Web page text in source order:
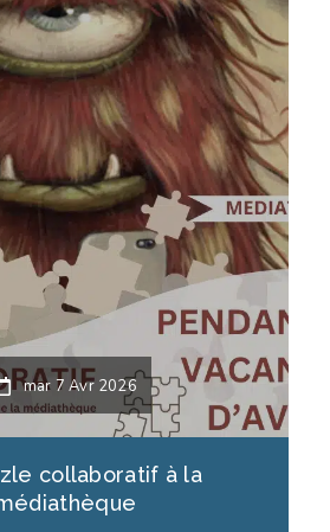
mar 7 Avr 2026
collaboratif à la